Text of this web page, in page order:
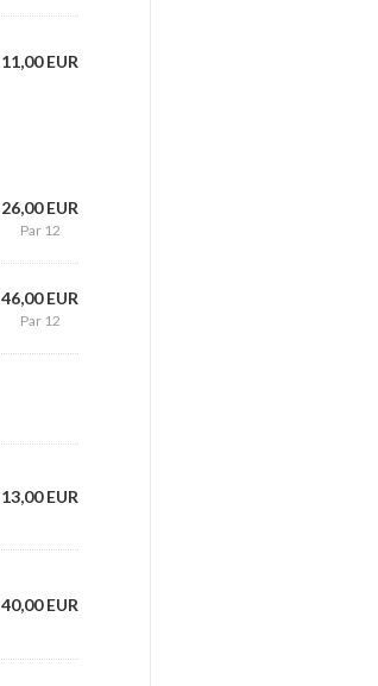
11,00 EUR
26,00 EUR
Par 12
46,00 EUR
Par 12
13,00 EUR
40,00 EUR